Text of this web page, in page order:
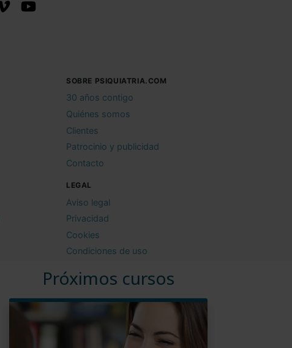
Próximos cursos
SOBRE PSIQUIATRIA.COM
30 años contigo
Quiénes somos
Clientes
Patrocinio y publicidad
Contacto
LEGAL
Aviso legal
Privacidad
Cookies
Condiciones de uso